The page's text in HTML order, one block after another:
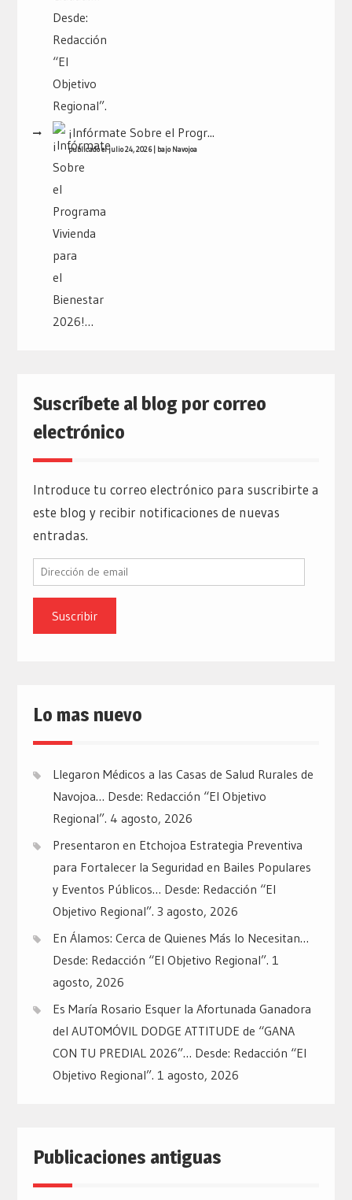
¡Infórmate Sobre el Progr...
publicado el julio 24, 2026| bajo Navojoa
Suscríbete al blog por correo
electrónico
Introduce tu correo electrónico para suscribirte a
este blog y recibir notificaciones de nuevas
entradas.
Dirección
email
Lo mas nuevo
Llegaron Médicos a las Casas de Salud Rurales de
Navojoa… Desde: Redacción “El Objetivo
Regional”. 4 agosto, 2026
Presentaron en Etchojoa Estrategia Preventiva
para Fortalecer la Seguridad en Bailes Populares
y Eventos Públicos… Desde: Redacción “El
Objetivo Regional”. 3 agosto, 2026
En Álamos: Cerca de Quienes Más lo Necesitan…
Desde: Redacción “El Objetivo Regional”. 1
agosto, 2026
Es María Rosario Esquer la Afortunada Ganadora
del AUTOMÓVIL DODGE ATTITUDE de “GANA
CON TU PREDIAL 2026”… Desde: Redacción “El
Objetivo Regional”. 1 agosto, 2026
Publicaciones antiguas